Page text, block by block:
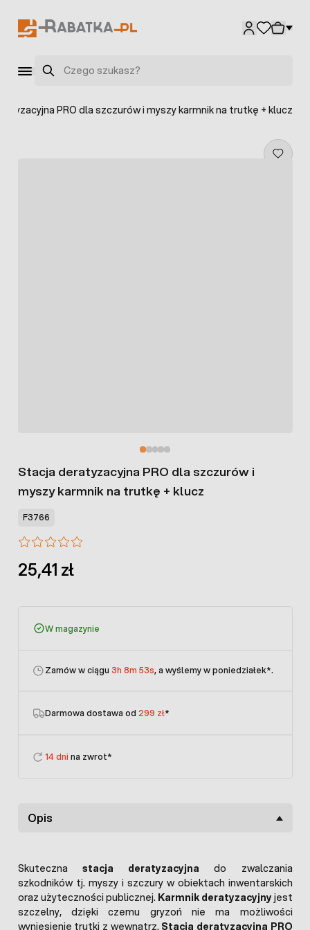
Szukaj
PRO dla szczurów i myszy karmnik na trutkę + klucz
Stacja deratyzacyjna PRO dla szczurów i
myszy karmnik na trutkę + klucz
F3766
25,41 zł
W magazynie
Zamów w ciągu 3h 8m 53s, a wyślemy w poniedziałek*.
Darmowa dostawa od 299 zł*
14 dni na zwrot*
Opis
Skuteczna stacja deratyzacyjna do zwalczania
szkodników tj. myszy i szczury w obiektach inwentarskich
oraz użyteczności publicznej. Karmnik deratyzacyjnyjest
szczelny, dzięki czemu gryzoń nie ma możliwości
wyniesienie trutki z wewnątrz. Stacja deratyzacyjna PRO